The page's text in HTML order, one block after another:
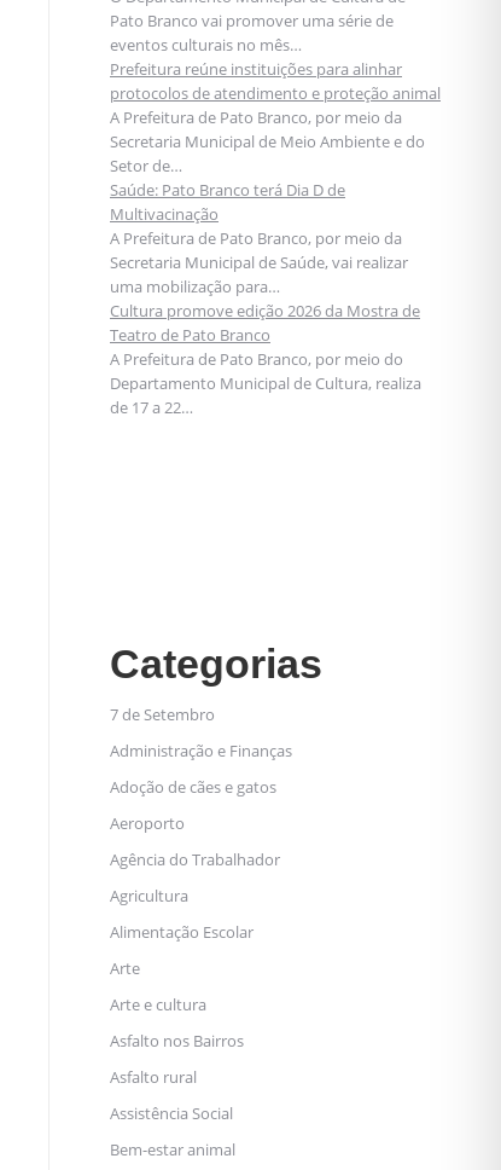
Pato Branco vai promover uma série de
eventos culturais no mês…
Prefeitura reúne instituições para alinhar
protocolos de atendimento e proteção animal
A Prefeitura de Pato Branco, por meio da
Secretaria Municipal de Meio Ambiente e do
Setor de…
Saúde: Pato Branco terá Dia D de
Multivacinação
A Prefeitura de Pato Branco, por meio da
Secretaria Municipal de Saúde, vai realizar
uma mobilização para…
Cultura promove edição 2026 da Mostra de
Teatro de Pato Branco
A Prefeitura de Pato Branco, por meio do
Departamento Municipal de Cultura, realiza
de 17 a 22…
Categorias
7 de Setembro
Administração e Finanças
Adoção de cães e gatos
Aeroporto
Agência do Trabalhador
Agricultura
Alimentação Escolar
Arte
Arte e cultura
Asfalto nos Bairros
Asfalto rural
Assistência Social
Bem-estar animal